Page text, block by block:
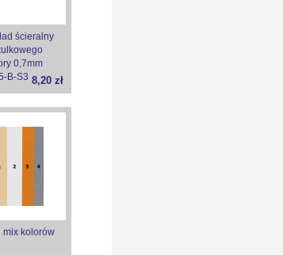
ścieralny
0,7mm
B-S3 8,20 zł
mix kolorów